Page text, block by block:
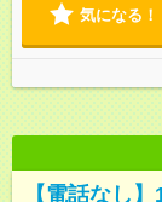
まかないなし 通勤方法： バイク通勤OK 募集
気になる！
【電話なし